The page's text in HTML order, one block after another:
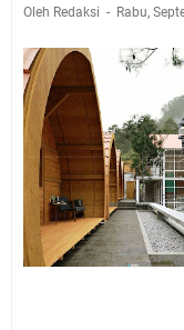
Oleh Redaksi Rabu,